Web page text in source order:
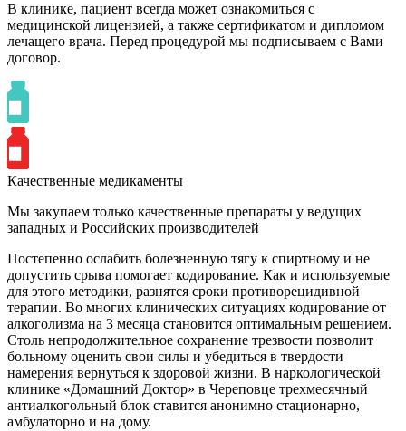
В клинике, пациент всегда может ознакомиться с
медицинской лицензией, а также сертификатом и дипломом
лечащего врача. Перед процедурой мы подписываем с Вами
договор.
Качественные медикаменты
Мы закупаем только качественные препараты у ведущих
западных и Российских производителей
Постепенно ослабить болезненную тягу к спиртному и не
допустить срыва помогает кодирование. Как и используемые
для этого методики, разнятся сроки противорецидивной
терапии. Во многих клинических ситуациях кодирование от
алкоголизма на 3 месяца становится оптимальным решением.
Столь непродолжительное сохранение трезвости позволит
больному оценить свои силы и убедиться в твердости
намерения вернуться к здоровой жизни. В наркологической
клинике «Домашний Доктор» в Череповце трехмесячный
антиалкогольный блок ставится анонимно стационарно,
амбулаторно и на дому.